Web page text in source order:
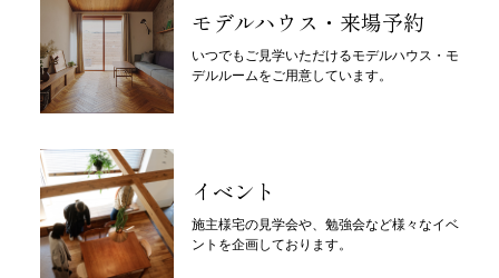
モデルハウス・来場予約
いつでもご見学いただけるモデルハウス・モ
デルルームをご用意しています。
イベント
施主様宅の見学会や、勉強会など様々なイベ
ントを企画しております。